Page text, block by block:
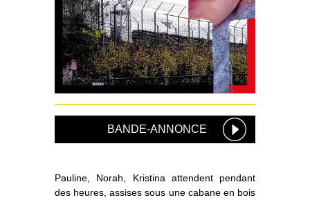
BANDE-ANNONCE
Pauline, Norah, Kristina attendent pendant
des heures, assises sous une cabane en bois